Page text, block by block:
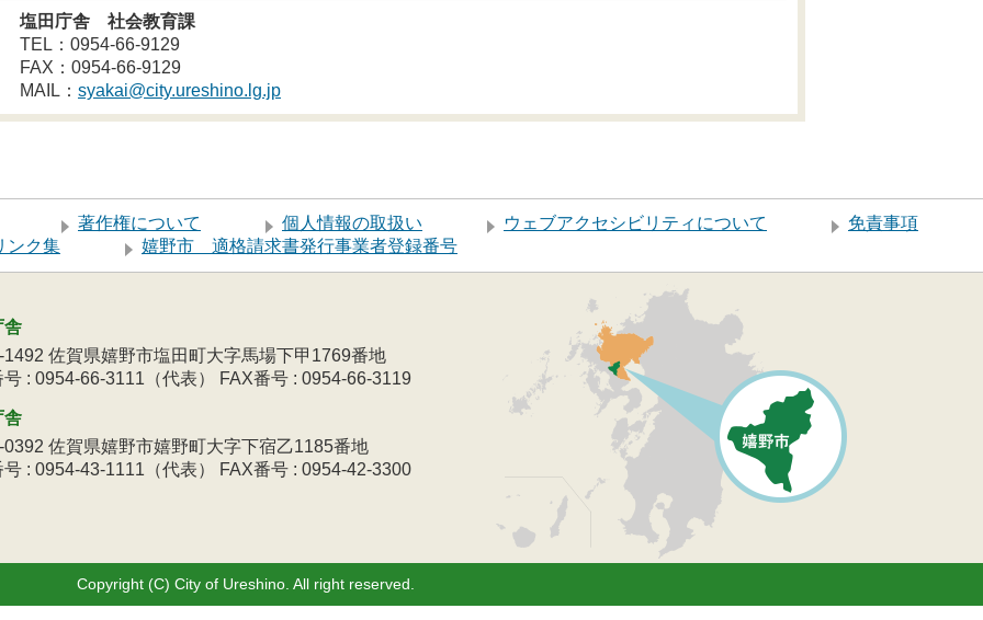
塩田庁舎 社会教育課
TEL：0954-66-9129
FAX：0954-66-9129
MAIL： syakai@city.ureshino.lg.jp
著作権について 個人情報の取扱い ウェブアクセシビリティについて
免責事項
ンク集
嬉野市 適格請求書発行事業者登録番号
舎
1492 佐賀県嬉野市塩田町大字馬場下甲1769番地
号 : 0954-66-3111（代表） FAX番号 : 0954-66-3119
舎
0392 佐賀県嬉野市嬉野町大字下宿乙1185番地
号 : 0954-43-1111（代表） FAX番号 : 0954-42-3300
Copyright (C) City of Ureshino. All right reserved.